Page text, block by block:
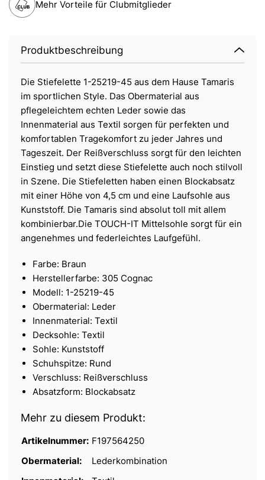
Mehr Vorteile für Clubmitglieder
Produktbeschreibung
Die Stiefelette 1-25219-45 aus dem Hause Tamaris
im sportlichen Style. Das Obermaterial aus
pflegeleichtem echten Leder sowie das
Innenmaterial aus Textil sorgen für perfekten und
komfortablen Tragekomfort zu jeder Jahres und
Tageszeit. Der Reißverschluss sorgt für den leichten
Einstieg und setzt diese Stiefelette auch noch stilvoll
in Szene. Die Stiefeletten haben einen Blockabsatz
mit einer Höhe von 4,5 cm und eine Laufsohle aus
Kunststoff. Die Tamaris sind absolut toll mit allem
kombinierbar.Die TOUCH-IT Mittelsohle sorgt für ein
angenehmes und federleichtes Laufgefühl.
Farbe: Braun
Herstellerfarbe: 305 Cognac
Modell: 1-25219-45
Obermaterial: Leder
Innenmaterial: Textil
Decksohle: Textil
Sohle: Kunststoff
Schuhspitze: Rund
Verschluss: Reißverschluss
Absatzform: Blockabsatz
Mehr zu diesem Produkt:
Artikelnummer: F197564250
Obermaterial:
Lederkombination